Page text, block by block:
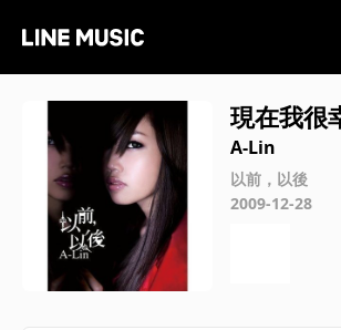
現在我很
A-Lin
以前，以後
2009-12-28